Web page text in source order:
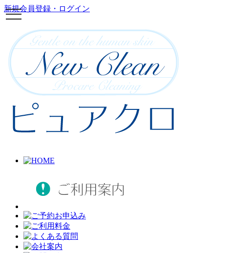
新規会員登録・ログイン
toggle
navigation